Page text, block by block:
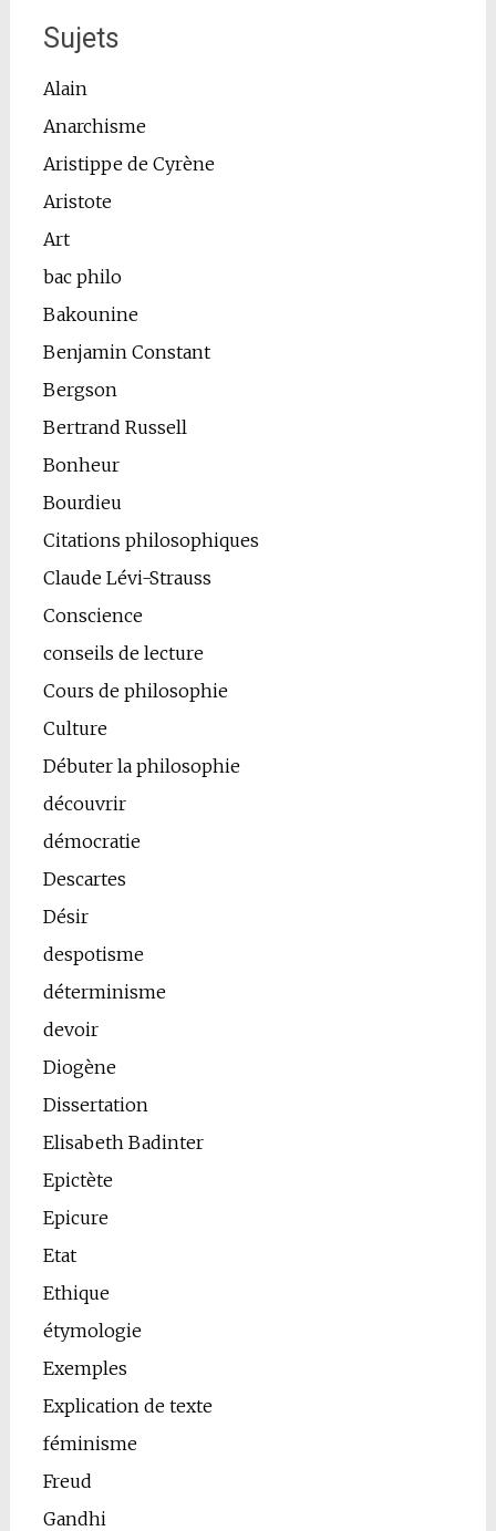
Sujets
Alain
Anarchisme
Aristippe de Cyrène
Aristote
Art
bac philo
Bakounine
Benjamin Constant
Bergson
Bertrand Russell
Bonheur
Bourdieu
Citations philosophiques
Claude Lévi-Strauss
Conscience
conseils de lecture
Cours de philosophie
Culture
Débuter la philosophie
découvrir
démocratie
Descartes
Désir
despotisme
déterminisme
devoir
Diogène
Dissertation
Elisabeth Badinter
Epictète
Epicure
Etat
Ethique
étymologie
Exemples
Explication de texte
féminisme
Freud
Gandhi